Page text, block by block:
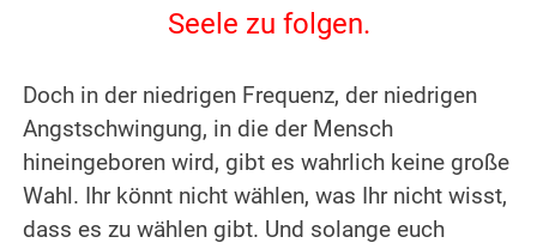
Seele zu folgen.
Doch in der niedrigen Frequenz, der niedrigen
Angstschwingung, in die der Mensch
hineingeboren wird, gibt es wahrlich keine große
Wahl.
Ihr könnt nicht wählen, was Ihr nicht wisst,
dass es zu wählen gibt. Und solange euch